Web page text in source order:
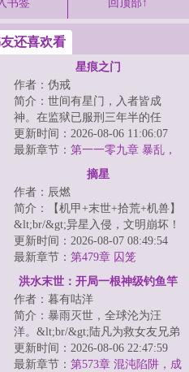
书签 回顶部↑
还喜欢看
星痕之门
作者：伪戒
简介：世间有星门，入者皆成
神。在监狱已服刑三年半的任
也，突然被一位神秘人接见。对
方说：“如果你愿意...
更新时间：2026-08-06 11:06:07
最新章节： 第一一零九章 暴乱，
摘星
作者：辰燃
简介：【机甲+末世+拾荒+机兽】
&lt;br/&gt;异星入侵，文明崩坏！
生态剧变，末日降临！&lt;br/&gt;
机兽战...
更新时间：2026-08-07 08:49:54
最新章节： 第479章 囚笼
洪水末世：开局一根神级钓鱼竿
作者：暮有咕洋
简介：暴雨灭世，全球沦为汪
洋。&lt;br/&gt;陆凡为救女友兄弟
豁出性命，却被一刀穿心，推下
船喂鲨鱼。&lt...
更新时间：2026-08-06 22:47:59
最新章节： 第573章 混沌陷阱，成